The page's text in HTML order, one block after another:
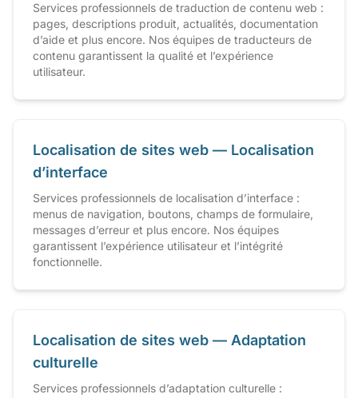
Services professionnels de traduction de contenu web :
pages, descriptions produit, actualités, documentation
d’aide et plus encore. Nos équipes de traducteurs de
contenu garantissent la qualité et l’expérience
utilisateur.
Localisation de sites web — Localisation
d’interface
Services professionnels de localisation d’interface :
menus de navigation, boutons, champs de formulaire,
messages d’erreur et plus encore. Nos équipes
garantissent l’expérience utilisateur et l’intégrité
fonctionnelle.
Localisation de sites web — Adaptation
culturelle
Services professionnels d’adaptation culturelle :